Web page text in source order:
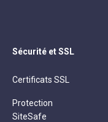
Sécurité et SSL
Certificats SSL
Protection
SiteSafe